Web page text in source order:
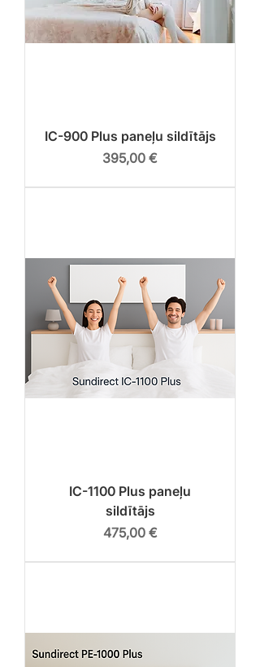
IC-900 Plus paneļu sildītājs
Cena
395,00 €
IC-1100 Plus paneļu
sildītājs
Cena
475,00 €